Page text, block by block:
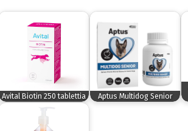
Avital Biotin 250 tablettia Aptus Multidog Senior